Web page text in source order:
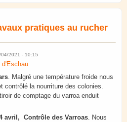
pratiques au rucher
04/2021 - 10:15
d'Eschau
. Malgré une température froide nous
contrôlé la nourriture des colonies.
de comptage du varroa enduit
avril, Contrôle des Varroas . Nous